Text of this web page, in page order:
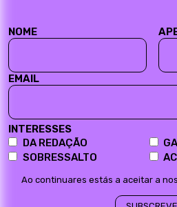
NOME
EMAIL
INTERESSES
DA REDAÇÃO
SOBRESSALTO
Ao continuares estás a aceitar a